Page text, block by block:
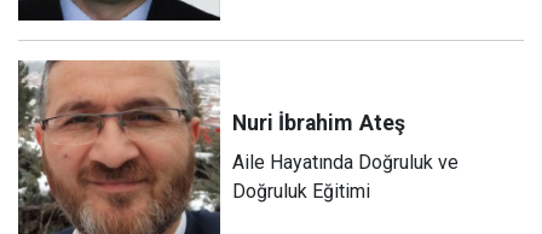
Nuri İbrahim Ateş
Aile Hayatında Doğruluk ve
Doğruluk Eğitimi